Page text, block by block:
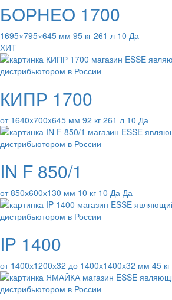
БОРНЕО 1700
1695×795×645 мм 95 кг 261 л 10 Да
ХИТ
КИПР 1700
от 1640x700x645 мм 92 кг 261 л 10 Да
IN F 850/1
от 850х600х130 мм 10 кг 10 Да Да
IP 1400
от 1400х1200х32 до 1400х1400х32 мм 45